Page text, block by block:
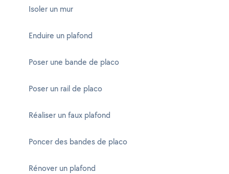
Isoler un mur
Enduire un plafond
Poser une bande de placo
Poser un rail de placo
Réaliser un faux plafond
Poncer des bandes de placo
Rénover un plafond